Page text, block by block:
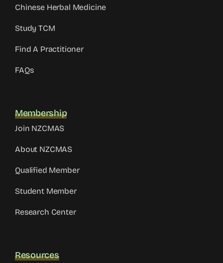
Chinese Herbal Medicine
Study TCM
Find A Practitioner
FAQs
Membership
Join NZCMAS
About NZCMAS
Qualified Member
Student Member
Research Center
Resources